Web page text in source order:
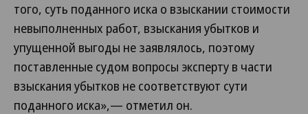
того, суть поданного иска о взыскании стоимости
невыполненных работ, взыскания убытков и
упущенной выгоды не заявлялось, поэтому
поставленные судом вопросы эксперту в части
взыскания убытков не соответствуют сути
поданного иска»,— отметил он.